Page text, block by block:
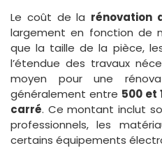
Le coût de la rénovation
largement en fonction de
que la taille de la pièce,
l’étendue des travaux
moyen pour une
généralement entre 500 et
carré. Ce montant inclut
professionnels, les
certains équipements